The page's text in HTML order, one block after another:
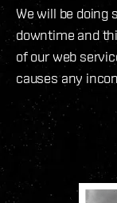
We will be doing
downtime and
of our web
causes any